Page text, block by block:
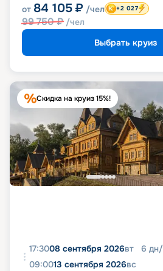
от 84 105 ₽ /чел
99 750₽ /чел
+2 027
Выбрать круиз
Скидка на круиз 15%!
17:3008 сентября 2026вт 6 дн/
09:0013 сентября 2026вс